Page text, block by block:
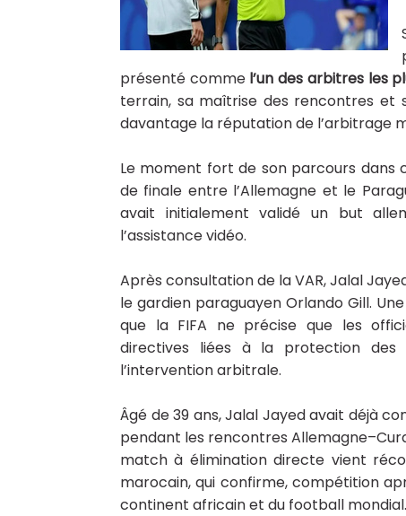
présenté comme l’un des arbitres les
terrain, sa maîtrise des rencontres et
davantage la réputation de l’arbitrage
Le moment fort de son parcours dans
de finale entre l’Allemagne et le
avait initialement validé un but
l’assistance vidéo.
Après consultation de la VAR, Jalal
le gardien paraguayen Orlando Gill.
que la FIFA ne précise que les
directives liées à la protection des
l’intervention arbitrale.
Âgé de 39 ans, Jalal Jayed avait déjà
pendant les rencontres
match à élimination directe vient
marocain, qui confirme, compétition
continent africain et du football mondial.